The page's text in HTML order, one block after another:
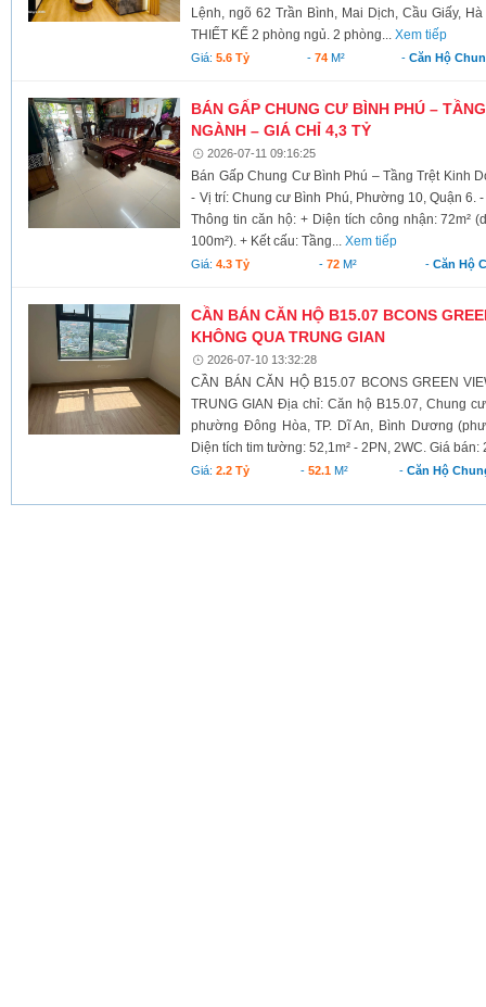
Lệnh, ngõ 62 Trần Bình, Mai Dịch, Cầu Giấy,
THIẾT KẾ 2 phòng ngủ. 2 phòng...Xem tiếp
Giá:5.6 Tỷ - 74M² -Căn Hộ
BÁN GẤP CHUNG CƯ BÌNH PHÚ –
NGÀNH – GIÁ CHỈ 4,3 TỶ
2026-07-11 09:16:25
Bán Gấp Chung Cư Bình Phú – Tầng Trệt Kinh
- Vị trí: Chung cư Bình Phú, Phường 10, Quận 6.
Thông tin căn hộ: + Diện tích công nhận: 72m²
100m²). + Kết cấu: Tầng...Xem tiếp
Giá:4.3 Tỷ - 72M² -Căn Hộ
CẦN BÁN CĂN HỘ B15.07 BCONS
KHÔNG QUA TRUNG GIAN
2026-07-10 13:32:28
CẦN BÁN CĂN HỘ B15.07 BCONS GREEN
TRUNG GIAN Địa chỉ: Căn hộ B15.07, Chung
phường Đông Hòa, TP. Dĩ An, Bình Dương
Diện tích tim tường: 52,1m² - 2PN, 2WC. Giá
Giá:2.2 Tỷ -52.1 M² - Căn Hộ